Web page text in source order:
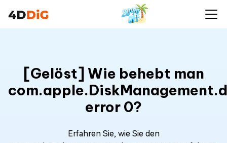
[Gelöst] Wie behebt man
error 0?
Erfahren Sie, wie Sie den